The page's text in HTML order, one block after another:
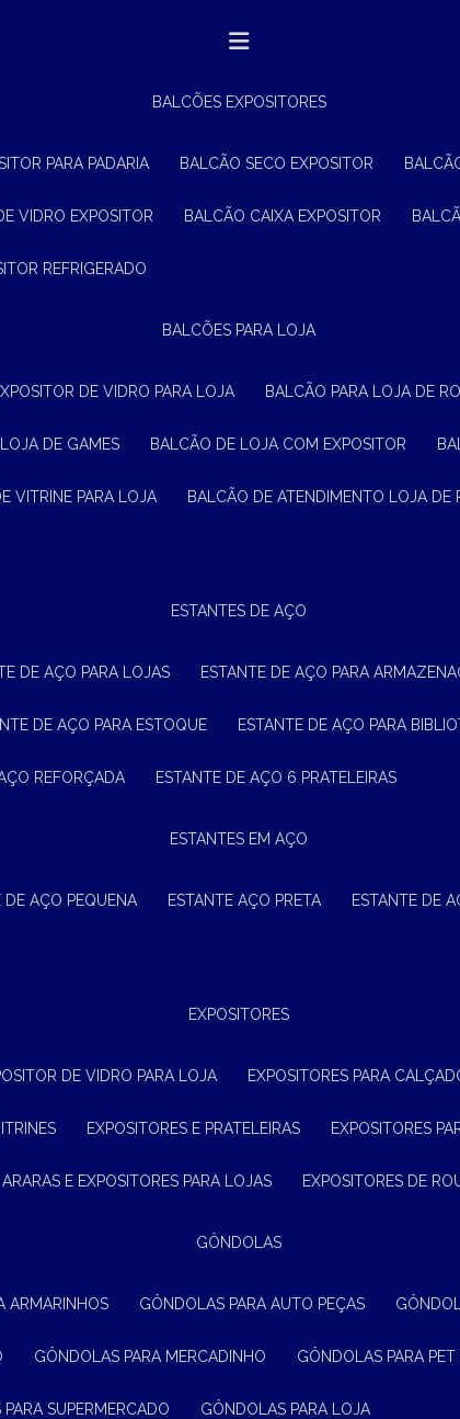
BALCÕES EXPOSITORES
PARA PADARIA BALCÃO SECO EXPOSITOR
VIDRO EXPOSITOR BALCÃO CAIXA EXPOSITOR
REFRIGERADO
BALCÕES PARA LOJA
DE VIDRO PARA LOJA BALCÃO PARA LOJA DE
LOJA DE GAMES BALCÃO DE LOJA COM EXPOSITOR
VITRINE PARA LOJA BALCÃO DE ATENDIMENTO LOJA DE
ESTANTES DE AÇO
DE AÇO PARA LOJAS ESTANTE DE AÇO PARA
DE AÇO PARA ESTOQUE ESTANTE DE AÇO PARA
REFORÇADA ESTANTE DE AÇO 6 PRATELEIRAS
ESTANTES EM AÇO
DE AÇO PEQUENA ESTANTE AÇO PRETA ESTANTE DE
EXPOSITORES
DE VIDRO PARA LOJA EXPOSITORES PARA
EXPOSITORES E PRATELEIRAS EXPOSITORES
ARARAS E EXPOSITORES PARA LOJAS EXPOSITORES DE
GÔNDOLAS
ARMARINHOS GÔNDOLAS PARA AUTO PEÇAS
GÔNDOLAS PARA MERCADINHO GÔNDOLAS PARA
PARA SUPERMERCADO GÔNDOLAS PARA LOJA